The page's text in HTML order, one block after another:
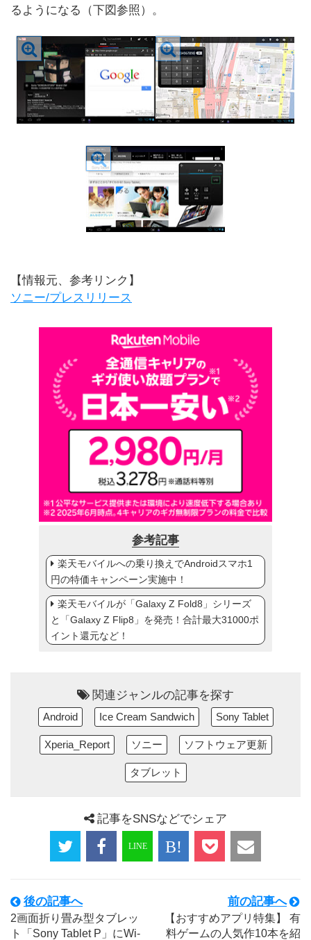
るようになる（下図参照）。
【情報元、参考リンク】
ソニー/プレスリリース
参考記事
楽天モバイルへの乗り換えでAndroidスマホ1
円の特価キャンペーン実施中！
楽天モバイルが「Galaxy Z Fold8」シリーズ
と「Galaxy Z Flip8」を発売！合計最大31000ポ
イント還元など！
関連ジャンルの記事を探す
Android Ice Cream Sandwich Sony Tablet
Xperia_Report ソニー ソフトウェア更新
タブレット
記事をSNSなどでシェア
後の記事へ
2画面折り畳み型タブレッ
ト「Sony Tablet P」にWi-
前の記事へ
【おすすめアプリ特集】 有
料ゲームの人気作10本を紹